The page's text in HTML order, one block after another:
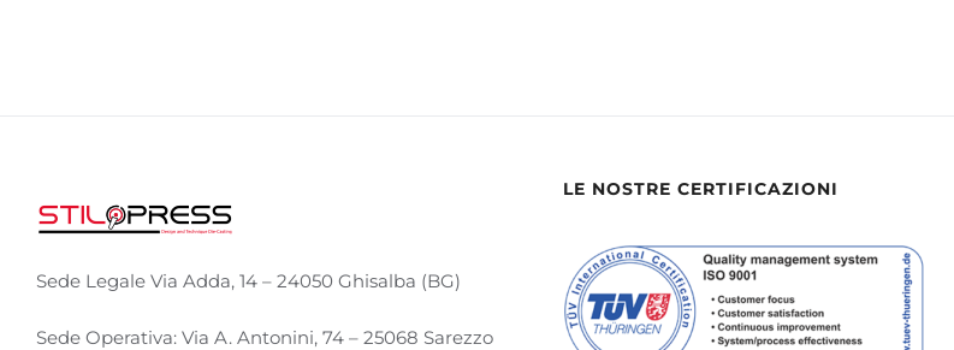
Sede Legale Via Adda, 14 – 24050 Ghisalba (BG)
Sede Operativa: Via A. Antonini, 74 – 25068 Sarezzo
LE NOSTRE CERTIFICAZIONI